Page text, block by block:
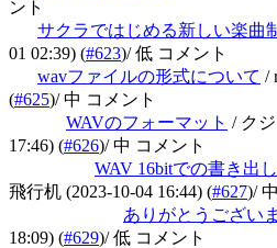
ント
サクラではじめる新しい楽曲
01 02:39) (#623)/ 低 コメント
wavファイルの形式について /
(#625)/ 中 コメント
WAVのフォーマット / ク
17:46) (#626)/ 中 コメント
WAV 16bitでの書き出
飛行机 (2023-10-04 16:44) (#627)/
ありがとうござい
18:09) (#629)/ 低 コメント